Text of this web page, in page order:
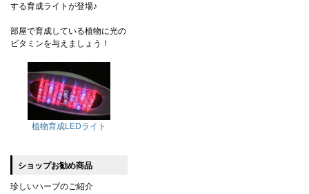
する育成ライトが登場♪
部屋で育成している植物に光の
ビタミンを与えましょう！
植物育成LEDライト
ショップお勧め商品
珍しいハーブのご紹介